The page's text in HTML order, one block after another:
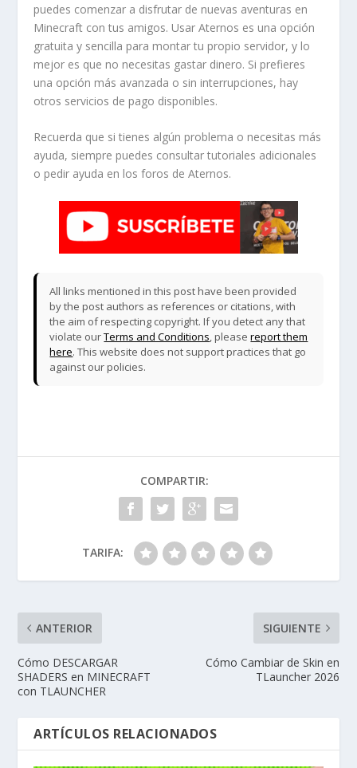
puedes comenzar a disfrutar de nuevas aventuras en
Minecraft con tus amigos. Usar Aternos es una opción
gratuita y sencilla para montar tu propio servidor, y lo
mejor es que no necesitas gastar dinero. Si prefieres
una opción más avanzada o sin interrupciones, hay
otros servicios de pago disponibles.
Recuerda que si tienes algún problema o necesitas más
ayuda, siempre puedes consultar tutoriales adicionales
o pedir ayuda en los foros de Aternos.
All links mentioned in this post have been provided
by the post authors as references or citations, with
the aim of respecting copyright. If you detect any that
violate ourTerms and Conditions, pleasereport them
here. This website does not support practices that go
against our policies.
COMPARTIR:
TARIFA:
ANTERIOR
Cómo DESCARGAR
SHADERS en MINECRAFT
con TLAUNCHER
SIGUIENTE
Cómo Cambiar de Skin en
TLauncher 2026
ARTÍCULOS RELACIONADOS